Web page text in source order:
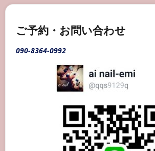
ご予約・お問い合わせ
090-8364-0992